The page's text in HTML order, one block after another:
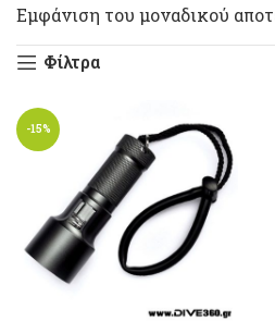
Εμφάνιση του μοναδικού
Φίλτρα
-15%